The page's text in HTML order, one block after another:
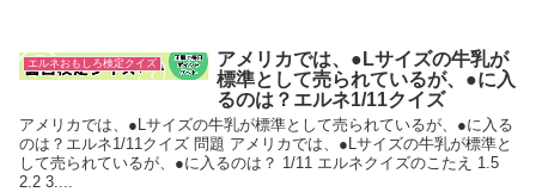
エルネおもしろ検定クイズ
アメリカでは、●Lサイズの牛乳が
標準として売られているが、●に入
るのは？エルネ1/11クイズ
アメリカでは、●Lサイズの牛乳が標準として売られているが、●に入る
のは？エルネ1/11クイズ 問題 アメリカでは、●Lサイズの牛乳が標準と
して売られているが、●に入るのは？ 1/11 エルネクイズのこたえ 1.5
2.2 3....